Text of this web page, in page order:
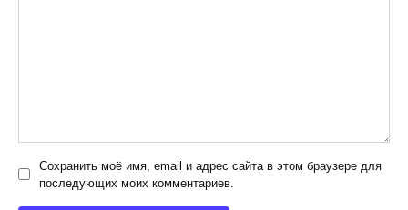
Сохранить моё имя, email и адрес сайта в этом браузере для
последующих моих комментариев.